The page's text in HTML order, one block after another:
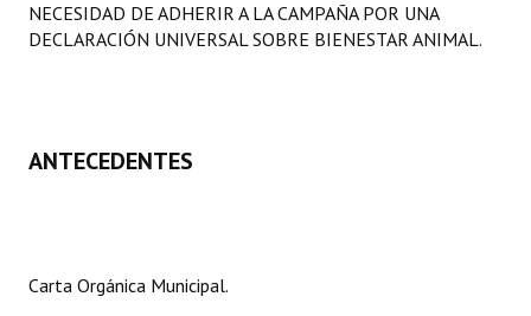
Constitución Nacional
Reglamento Interno
NECESIDAD DE ADHERIR A LA CAMPAÑA POR UNA
DECLARACIÓN UNIVERSAL SOBRE BIENESTAR ANIMAL.
ANTECEDENTES
Carta Orgánica Municipal.